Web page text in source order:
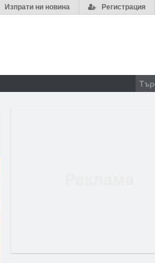
Регистрация
Изпрати ни новина